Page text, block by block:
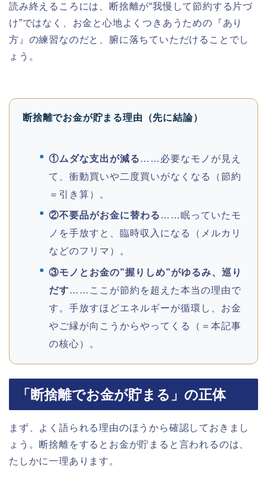
読み終えるころには、断捨離が“我慢して節約する片づ
け”ではなく、お金と心地よくつきあうための『あり
方』の練習なのだと、腑に落ちていただけることでし
ょう。
断捨離でお金が貯まる理由（先に結論）
①ムダな支出が減る ……必要なモノが見え
て、衝動買いや二度買いがなくなる（節約
＝引き算）。
②不要品がお金に替わる ……眠っていたモ
ノを手放すと、臨時収入になる（メルカリ
などのフリマ）。
③モノとお金の”握りしめ”がゆるみ、巡り
だす……ここが節約を超えた本当の理由で
す。手放すほどエネルギーが循環し、お金
やご縁が向こうからやってくる（＝本記事
の核心）。
「断捨離でお金が貯まる」の正体
まず、よく語られる理由のほうから確認しておきまし
ょう。断捨離をするとお金が貯まると言われるのは、
たしかに一理あります。